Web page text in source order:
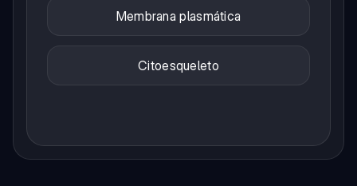
Membrana plasmática
Citoesqueleto